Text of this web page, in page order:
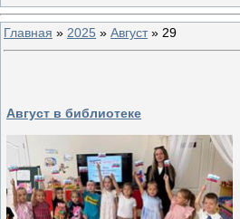
Главная » 2025 » Август » 29
Август в библиотеке